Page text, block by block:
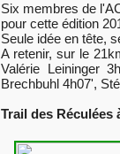
Six membres de
pour cette édition
Seule idée en tête,
A retenir, sur le
Valérie Leininger
Brechbuhl 4h07',
Trail des Réculées